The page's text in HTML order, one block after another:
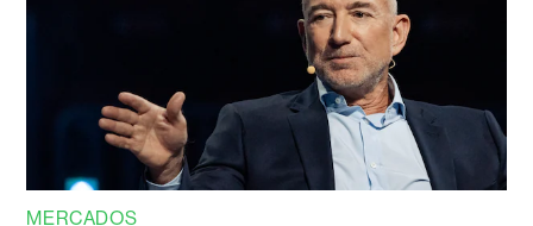
MERCADOS